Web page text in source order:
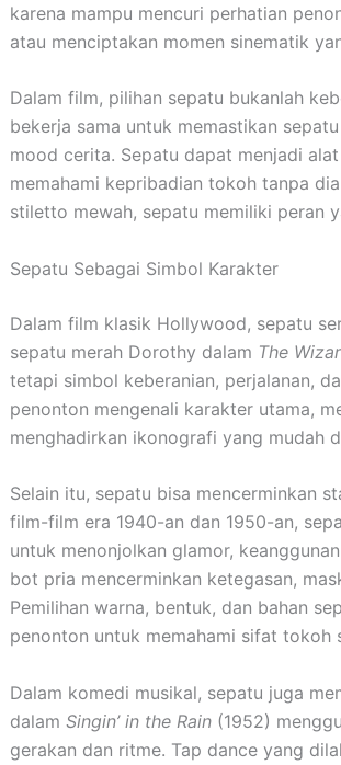
karena mampu mencuri perhatian
atau menciptakan momen sinematik
Dalam film, pilihan sepatu bukanlah
bekerja sama untuk memastikan
mood cerita. Sepatu dapat menjadi
memahami kepribadian tokoh tanpa
stiletto mewah, sepatu memiliki peran
Sepatu Sebagai Simbol Karakter
Dalam film klasik Hollywood, sepatu
sepatu merah Dorothy dalam The
tetapi simbol keberanian, perjalanan,
penonton mengenali karakter utama,
menghadirkan ikonografi yang mudah
Selain itu, sepatu bisa mencerminkan
film-film era 1940-an dan 1950-an,
untuk menonjolkan glamor,
bot pria mencerminkan ketegasan,
Pemilihan warna, bentuk, dan bahan
penonton untuk memahami sifat tokoh
Dalam komedi musikal, sepatu juga
dalam Singin’ in the Rain (1952)
gerakan dan ritme. Tap dance yang